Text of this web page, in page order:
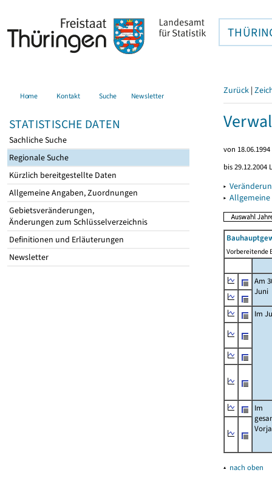
Home Kontakt Suche Newsletter
STATISTISCHE DATEN
Sachliche Suche
Regionale Suche
Kürzlich bereitgestellte Daten
Allgemeine Angaben, Zuordnungen
Gebietsveränderungen,
Änderungen zum Schlüsselverzeichnis
Definitionen und Erläuterungen
Newsletter
Zurück |
von
bis
▸
▸
Vorbereitende
Am
Juni
Im
Im
▴ nach oben